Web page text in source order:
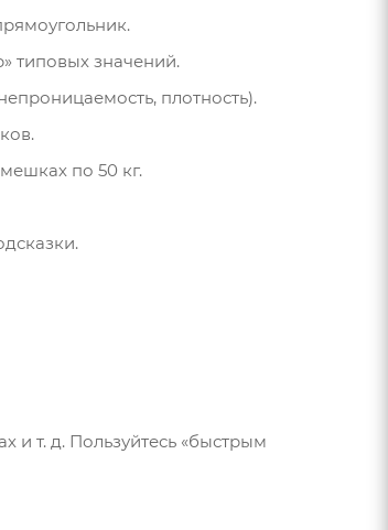
типовых значений.
плотность).
по 50 кг.
и т. д. Пользуйтесь «быстрым